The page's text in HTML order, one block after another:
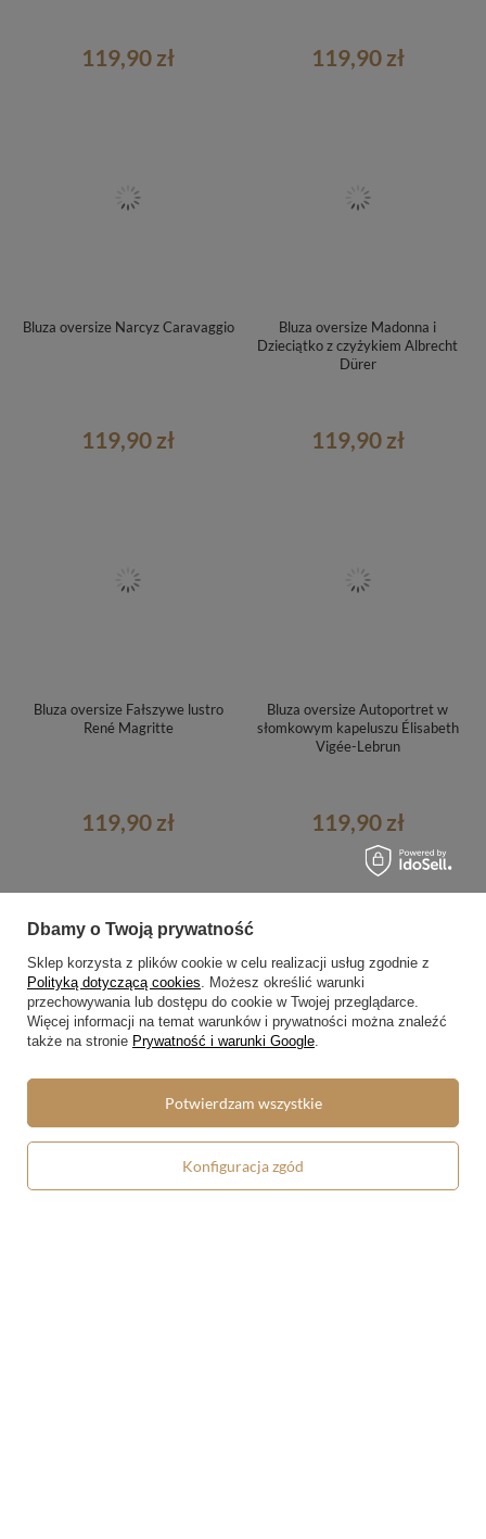
119,90 zł 119,90 zł
Bluza oversize Narcyz Caravaggio
119,90 zł
Bluza oversize Madonna i
Dzieciątko z czyżykiem Albrecht
Dürer
119,90 zł
Bluza oversize Fałszywe lustro
René Magritte
119,90 zł
Bluza oversize Autoportret w
słomkowym kapeluszu Élisabeth
Vigée-Lebrun
119,90 zł
architektoniczna 4a Władysław
Strzemiński
Dbamy o Twoją prywatność
Sklep korzysta z plików cookie w celu realizacji usług zgodnie z
Polityką dotyczącą cookies. Możesz określić warunki
przechowywania lub dostępu do cookie w Twojej przeglądarce.
Więcej informacji na temat warunków i prywatności można znaleźć
także na stronie Prywatność i warunki Google.
Konfiguracja zgód
Potwierdzam wszystkie